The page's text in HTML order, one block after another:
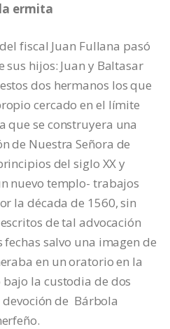
ermita
fiscal Juan Fullana pasó
hijos: Juan y Baltasar
dos hermanos los que
cercado en el límite
que se construyera una
de Nuestra Señora de
del siglo XX y
nuevo templo- trabajos
la década de 1560, sin
de tal advocación
salvo una imagen de
en un oratorio en la
la custodia de dos
de Bárbola